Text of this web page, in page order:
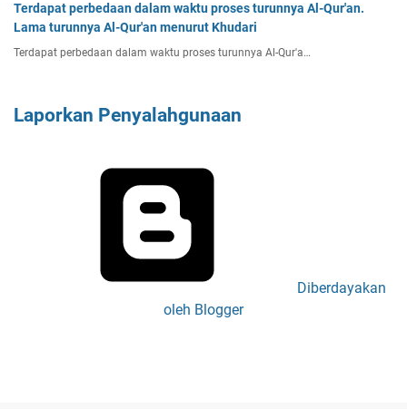
Terdapat perbedaan dalam waktu proses turunnya Al-Qur'an.
Lama turunnya Al-Qur'an menurut Khudari
Terdapat perbedaan dalam waktu proses turunnya Al-Qur'a…
Laporkan Penyalahgunaan
Diberdayakan
oleh Blogger